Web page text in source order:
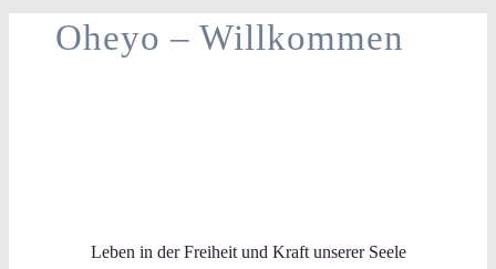
Oheyo – Willkommen
Leben in der Freiheit und Kraft unserer Seele